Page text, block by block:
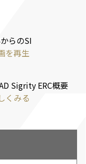
らのSI
を再生
Sigrity ERC概要
くみる